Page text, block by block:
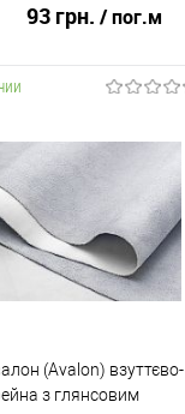
(TK-0095)
93 грн. / пог.м
в 1 клик
В наличии
(Avalon) взуттєво-
з глянсовим